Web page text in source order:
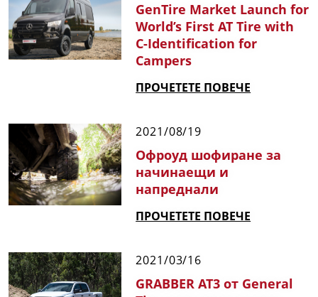
GenTire Market Launch for
World’s First AT Tire with
C-Identification for
Campers
ПРОЧЕТЕТЕ ПОВЕЧЕ
2021/08/19
Офроуд шофиране за
начинаещи и
напреднали
ПРОЧЕТЕТЕ ПОВЕЧЕ
2021/03/16
GRABBER AT3 от General